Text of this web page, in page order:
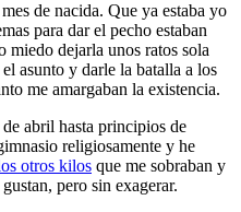
de nacida. Que ya estaba yo
para dar el pecho estaban
miedo dejarla unos ratos sola
asunto y darle la batalla a los
me amargaban la existencia.
abril hasta principios de
religiosamente y he
otros kilos que me sobraban y
pero sin exagerar.